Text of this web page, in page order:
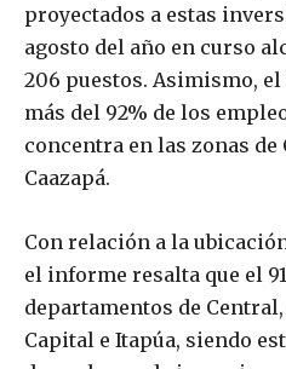
proyectados a estas
agosto del año en curso
206 puestos. Asimismo,
más del 92% de los
concentra en las zonas de
Caazapá.
Con relación a la
el informe resalta que el
departamentos de
Capital e Itapúa, siendo